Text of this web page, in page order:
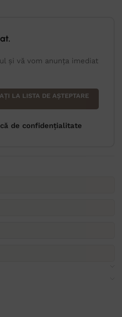
și vă vom anunța imediat
LA LISTA DE AȘTEPTARE
de confidențialitate